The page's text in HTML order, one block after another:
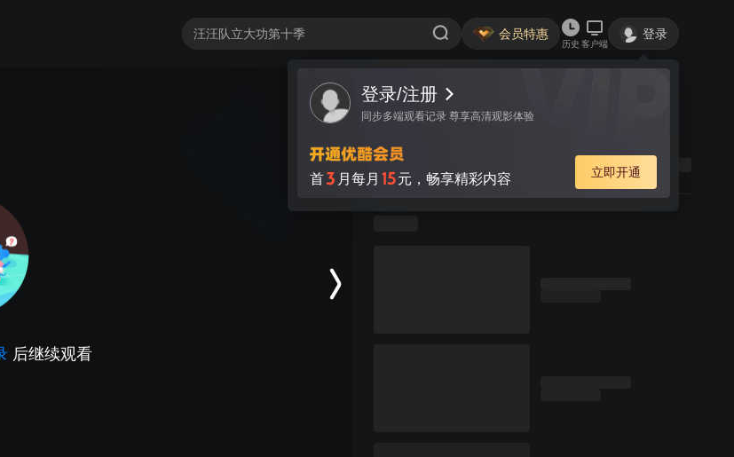
会员特惠
历史 客户端
登录
登录/注册
同步多端观看记录 尊享高清观影体验
首3 月每月 15元，畅享精彩内容 立即开通
后继续观看